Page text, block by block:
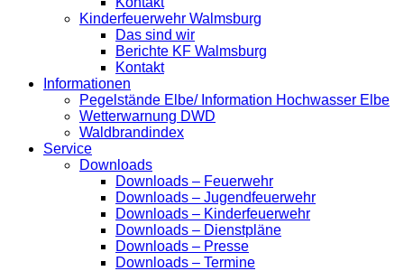
Kinderfeuerwehr Walmsburg
Das sind wir
Berichte KF Walmsburg
Kontakt
Informationen
Pegelstände Elbe/ Information Hochwasser Elbe
Wetterwarnung DWD
Waldbrandindex
Service
Downloads
Downloads – Feuerwehr
Downloads – Jugendfeuerwehr
Downloads – Kinderfeuerwehr
Downloads – Dienstpläne
Downloads – Presse
Downloads – Termine